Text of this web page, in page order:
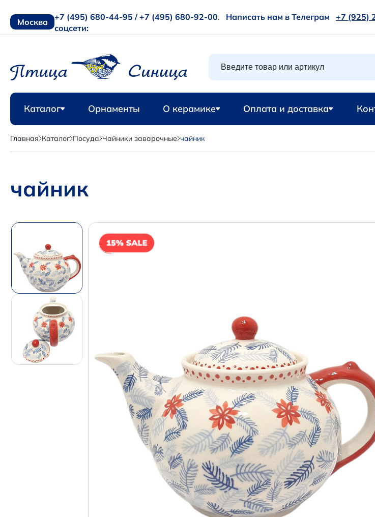
Москва +7 (495) 680-44-95 / +7 (495) 680-92-00. Написать нам в Телеграм +7 (925)
соцсети:
Каталог Орнаменты О керамике Оплата и доставка
Главная Каталог Посуда Чайники заварочные чайник
чайник